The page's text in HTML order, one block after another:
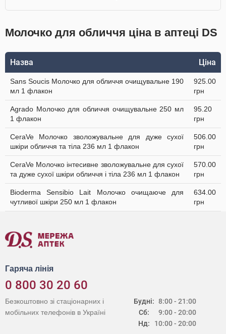
Молочко для обличчя ціна в аптеці DS
Назва Ціна
Sans Soucis Молочко для обличчя очищувальне 190
мл 1 флакон
925.00
грн
Agrado Молочко для обличчя очищувальне 250 мл
1 флакон
95.20
грн
CeraVe Молочко зволожувальне для дуже сухої
шкіри обличчя та тіла 236 мл 1 флакон
506.00
грн
CeraVe Молочко інтесивне зволожувальне для сухої
та дуже сухої шкіри обличчя і тіла 236 мл 1 флакон
570.00
грн
Bioderma Sensibio Lait Молочко очищаюче для
чутливої шкіри 250 мл 1 флакон
634.00
грн
Гаряча лінія
0 800 30 20 60
Будні:
Сб:
Нд:
8:00 - 21:00
9:00 - 20:00
10:00 - 20:00
Безкоштовно зі стаціонарних і
мобільних телефонів в Україні